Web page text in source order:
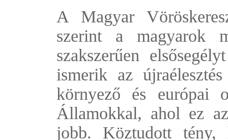
A Magyar
szerint a magyarok
szakszerűen
ismerik az
környező és európai
Államokkal, ahol ez
jobb. Köztudott tény,